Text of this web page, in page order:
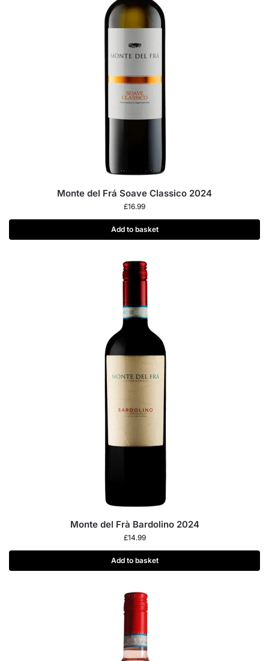
Monte del Frá Soave Classico 2024
£16.99
Add to basket
Monte del Frà Bardolino 2024
£14.99
Add to basket